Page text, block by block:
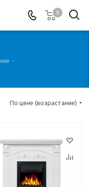
0
-
По цене (возрастание)